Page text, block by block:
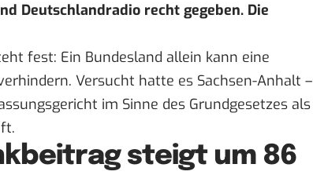
Deutschlandradio recht gegeben. Die
fest: Ein Bundesland allein kann eine
Versucht hatte es Sachsen-Anhalt –
im Sinne des Grundgesetzes als
steigt um 86